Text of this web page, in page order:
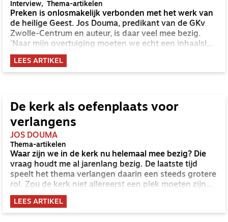
Interview Thema-artikelen
Preken is onlosmakelijk verbonden met het werk van
de heilige Geest. Jos Douma, predikant van de GKv
Zwolle-Centrum en auteur, is daar veel mee bezig.
'Naar mijn overtuiging moeten we echt een inhaalslag
maken om te ontdekken wat het eigen werk van de
heilige Geest is rondom de Woordverkondiging.'
LEES ARTIKEL
De kerk als oefenplaats voor
verlangens
JOS DOUMA
Thema-artikelen
Waar zijn we in de kerk nu helemaal mee bezig? Die
vraag houdt me al jarenlang bezig. De laatste tijd
speelt het thema verlangen daarin een steeds grotere
rol. Zou de kerk niet allereerst een plek moeten zijn
waar onze verlangens worden gevormd en richting
krijgen?
LEES ARTIKEL